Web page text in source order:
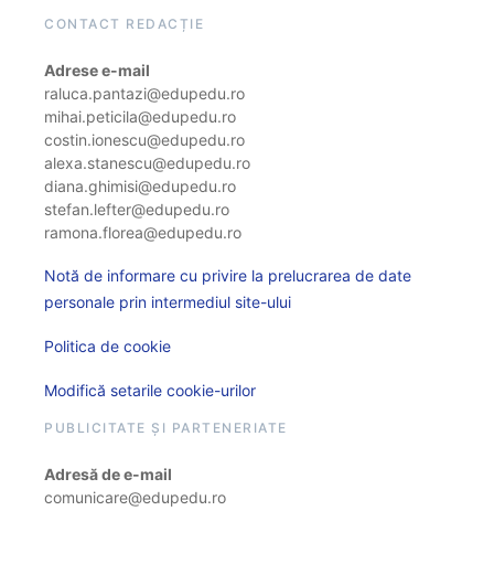
CONTACT REDACȚIE
Adrese e-mail
raluca.pantazi@edupedu.ro
mihai.peticila@edupedu.ro
costin.ionescu@edupedu.ro
alexa.stanescu@edupedu.ro
diana.ghimisi@edupedu.ro
stefan.lefter@edupedu.ro
ramona.florea@edupedu.ro
Notă de informare cu privire la prelucrarea de date
personale prin intermediul site-ului
Politica de cookie
Modifică setarile cookie-urilor
PUBLICITATE ȘI PARTENERIATE
Adresă de e-mail
comunicare@edupedu.ro